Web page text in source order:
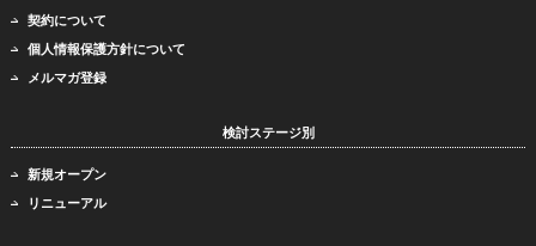
契約について
個人情報保護方針について
メルマガ登録
検討ステージ別
新規オープン
リニューアル